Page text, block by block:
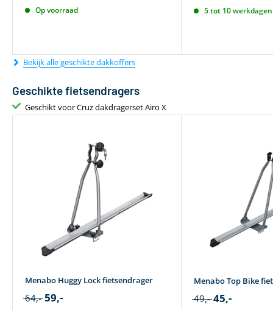
Op voorraad 5 tot 10
Bekijk alle geschikte dakkoffers
Geschikte fietsendragers
Geschikt voor Cruz dakdragerset Airo X
Menabo Huggy Lock fietsendrager
64,- 59,-
Menabo Top Bike
49,- 45,-